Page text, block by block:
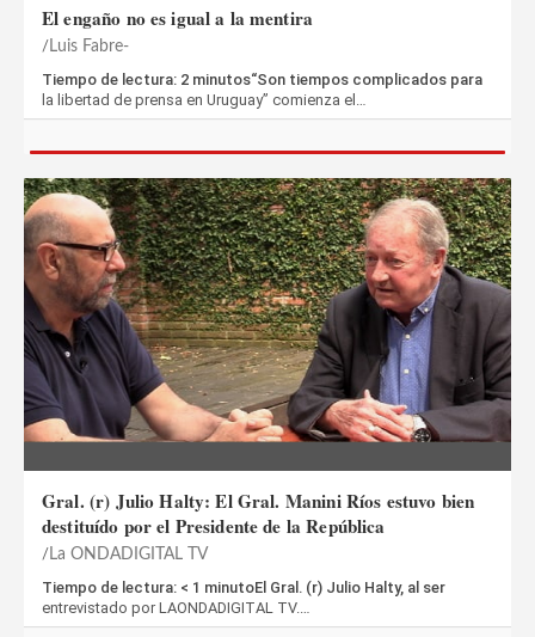
El engaño no es igual a la mentira
Luis Fabre-
Tiempo de lectura: 2 minutos“Son tiempos complicados para
la libertad de prensa en Uruguay” comienza el…
Gral. (r) Julio Halty: El Gral. Manini Ríos estuvo bien
destituído por el Presidente de la República
La ONDADIGITAL TV
Tiempo de lectura: < 1 minutoEl Gral. (r) Julio Halty, al ser
entrevistado por LAONDADIGITAL TV.…